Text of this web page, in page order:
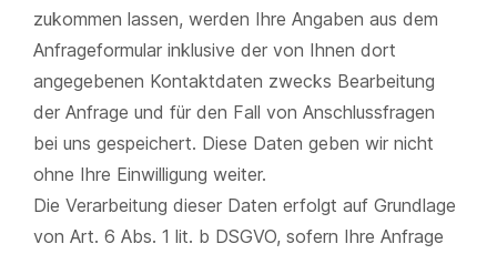
zukommen lassen, werden Ihre Angaben aus dem
Anfrageformular inklusive der von Ihnen dort
angegebenen Kontaktdaten zwecks Bearbeitung
der Anfrage und für den Fall von Anschlussfragen
bei uns gespeichert. Diese Daten geben wir nicht
ohne Ihre Einwilligung weiter.
Die Verarbeitung dieser Daten erfolgt auf Grundlage
von Art. 6 Abs. 1 lit. b DSGVO, sofern Ihre Anfrage